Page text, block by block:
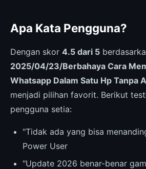
Apa Kata Pengguna?
Dengan skor 4.5 dari 5
2025/04/23/Berbahaya Cara
Whatsapp Dalam Satu Hp Tanpa
menjadi pilihan favorit. Berikut
pengguna setia:
"Tidak ada yang bisa
Power User
"Update 2026 benar-benar